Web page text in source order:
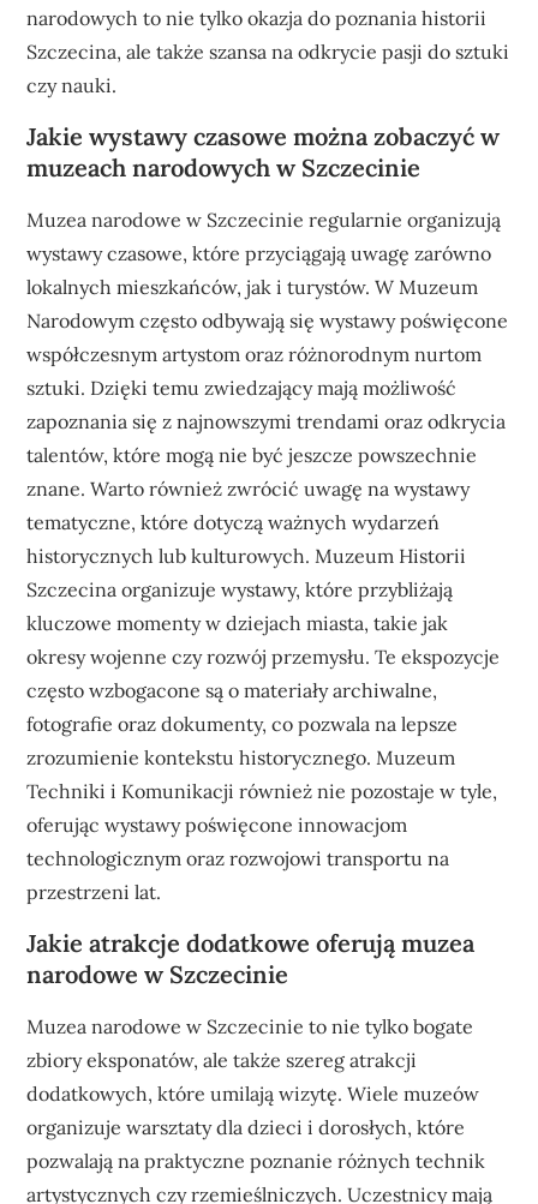
narodowych to nie tylko okazja do poznania historii
Szczecina, ale także szansa na odkrycie pasji do sztuki
czy nauki.
Jakie wystawy czasowe można zobaczyć w
muzeach narodowych w Szczecinie
Muzea narodowe w Szczecinie regularnie organizują
wystawy czasowe, które przyciągają uwagę zarówno
lokalnych mieszkańców, jak i turystów. W Muzeum
Narodowym często odbywają się wystawy poświęcone
współczesnym artystom oraz różnorodnym nurtom
sztuki. Dzięki temu zwiedzający mają możliwość
zapoznania się z najnowszymi trendami oraz odkrycia
talentów, które mogą nie być jeszcze powszechnie
znane. Warto również zwrócić uwagę na wystawy
tematyczne, które dotyczą ważnych wydarzeń
historycznych lub kulturowych. Muzeum Historii
Szczecina organizuje wystawy, które przybliżają
kluczowe momenty w dziejach miasta, takie jak
okresy wojenne czy rozwój przemysłu. Te ekspozycje
często wzbogacone są o materiały archiwalne,
fotografie oraz dokumenty, co pozwala na lepsze
zrozumienie kontekstu historycznego. Muzeum
Techniki i Komunikacji również nie pozostaje w tyle,
oferując wystawy poświęcone innowacjom
technologicznym oraz rozwojowi transportu na
przestrzeni lat.
Jakie atrakcje dodatkowe oferują muzea
narodowe w Szczecinie
Muzea narodowe w Szczecinie to nie tylko bogate
zbiory eksponatów, ale także szereg atrakcji
dodatkowych, które umilają wizytę. Wiele muzeów
organizuje warsztaty dla dzieci i dorosłych, które
pozwalają na praktyczne poznanie różnych technik
artystycznych czy rzemieślniczych. Uczestnicy mają